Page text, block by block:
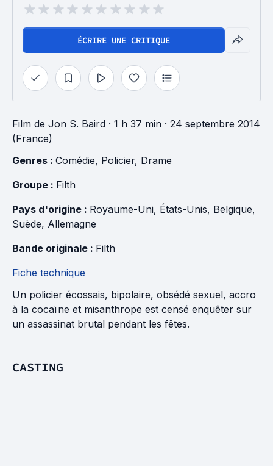
ÉCRIRE UNE CRITIQUE
Film de Jon S. Baird · 1 h 37 min · 24 septembre 2014
(France)
Genres : Comédie, Policier, Drame
Groupe : Filth
Pays d'origine : Royaume-Uni, États-Unis, Belgique,
Suède, Allemagne
Bande originale : Filth
Fiche technique
Un policier écossais, bipolaire, obsédé sexuel, accro
à la cocaïne et misanthrope est censé enquêter sur
un assassinat brutal pendant les fêtes.
CASTING